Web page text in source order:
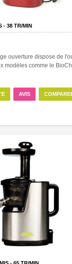
- 38 TR/MIN
ouverture dispose de
modèles comme le
AVIS